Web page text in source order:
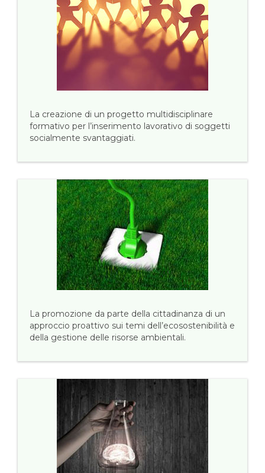
La creazione di un progetto multidisciplinare
formativo per l’inserimento lavorativo di soggetti
socialmente svantaggiati.
La promozione da parte della cittadinanza di un
approccio proattivo sui temi dell’ecosostenibilità e
della gestione delle risorse ambientali.